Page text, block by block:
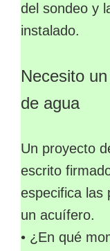
del sondeo y
instalado.
Necesito
de agua
Un proyecto
escrito
especifica las
un acuífero.
• ¿En qué